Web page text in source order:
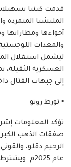
قدمت كينيا
المليشيا المتمردة
أجواءها ومطاراتها
والمعدات
ليشمل استغلال
العسكرية الثقيلة،
إلى جبهات القتال
​▪️ تورط روتو
تؤكد المعلومات
صفقات الذهب
عام 2025م.